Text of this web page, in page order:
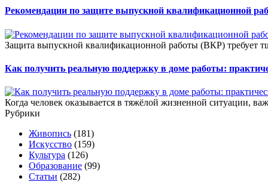
Рекомендации по защите выпускной квалификационной
Защита выпускной квалификационной работы (ВКР) требует
Как получить реальную поддержку в доме работы:
Когда человек оказывается в тяжёлой жизненной ситуации,
Рубрики
Живопись (181)
Искусство (159)
Культура (126)
Образование (99)
Статьи (282)